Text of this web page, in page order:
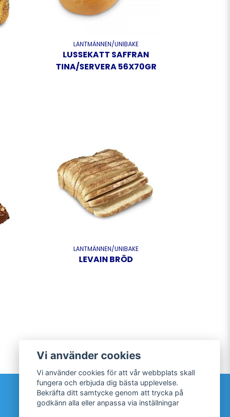
LANTMÄNNEN/UNIBAKE
LUSSEKATT SAFFRAN
TINA/SERVERA 56X70GR
LANTMÄNNEN/UNIBAKE
LEVAIN BRÖD
Sociala medier
Facebook
Vi använder cookies
Vi använder cookies för att vår webbplats skall
fungera och erbjuda dig bästa upplevelse.
Bekräfta ditt samtycke genom att trycka på
godkänn alla eller anpassa via inställningar